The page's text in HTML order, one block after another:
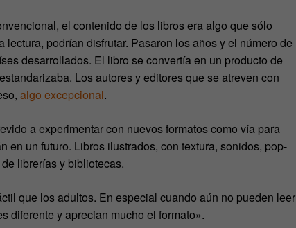
el contenido de los libros era algo que sólo
podrían disfrutar. Pasaron los años y el número de
desarrollados. El libro se convertía en un producto de
Los autores y editores que se atreven con
algo excepcional.
a experimentar con nuevos formatos como vía para
en un futuro. Libros ilustrados, con textura, sonidos, pop-
librerías y bibliotecas.
que los adultos. En especial cuando aún no pueden leer
diferente y aprecian mucho el formato».